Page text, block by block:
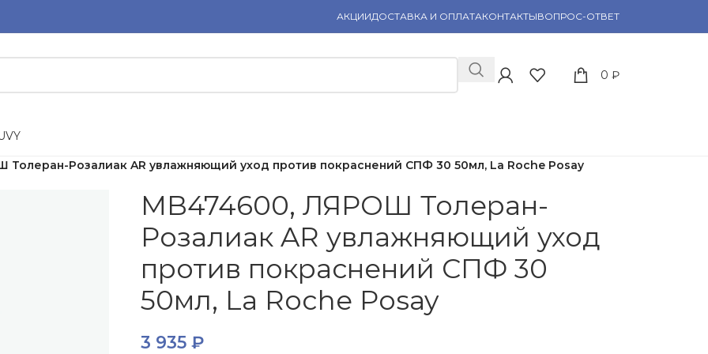
АКЦИИДОСТАВКА И ОПЛАТАКОНТАКТЫВОПРОС-ОТВЕТ
0 ₽
VY
Толеран-Розалиак AR увлажняющий уход против покраснений СПФ 30 50мл, La Roche Posay
MB474600, ЛЯРОШ Толеран-
Розалиак AR увлажняющий уход
против покраснений СПФ 30
50мл, La Roche Posay
3 935 ₽